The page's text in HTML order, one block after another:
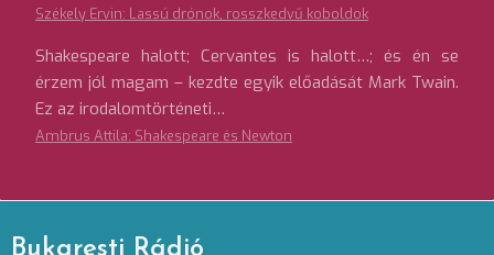
Székely Ervin: Lassú drónok, rosszkedvű koboldok
Shakespeare halott; Cervantes is halott…; és én se
érzem jól magam – kezdte egyik előadását Mark Twain.
Ez az irodalomtörténeti…
Ambrus Attila: Shakespeare és Newton
Bukaresti Rádió